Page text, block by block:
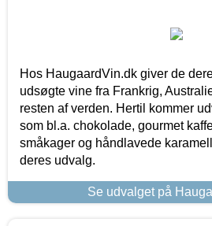
Hos HaugaardVin.dk giver de
udsøgte vine fra Frankrig,
resten af verden. Hertil kommer
som bl.a. chokolade, gourmet
småkager og håndlavede
deres udvalg.
Se udvalget på